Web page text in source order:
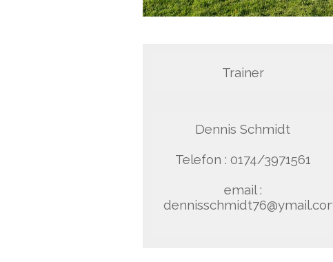
Trainer
Dennis Schmidt
Telefon : 0174/3971561
email :
dennisschmidt76@ymail.com